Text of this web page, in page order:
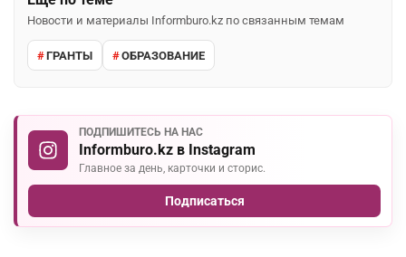
Новости и материалы Informburo.kz по связанным темам
ГРАНТЫ ОБРАЗОВАНИЕ
ПОДПИШИТЕСЬ НА НАС
Informburo.kz в Instagram
Главное за день, карточки и сторис.
Подписаться